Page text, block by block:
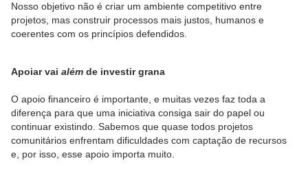
Nosso objetivo não é criar um ambiente competitivo entre
projetos, mas construir processos mais justos, humanos e
coerentes com os princípios defendidos.
Apoiar vai além de investir grana
O apoio financeiro é importante, e muitas vezes faz toda a
diferença para que uma iniciativa consiga sair do papel ou
continuar existindo. Sabemos que quase todos projetos
comunitários enfrentam dificuldades com captação de recursos
e, por isso, esse apoio importa muito.